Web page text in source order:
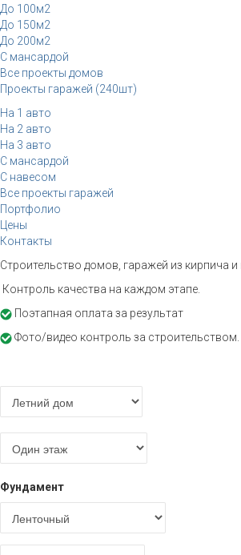
До 100м2
До 150м2
До 200м2
С мансардой
Все проекты домов
Проекты гаражей (240шт)
На 1 авто
На 2 авто
На 3 авто
С мансардой
С навесом
Все проекты гаражей
Портфолио
Цены
Контакты
Строительство домов, гаражей из кирпича
Контроль качества на каждом этапе.
Поэтапная оплата за результат
Фото/видео контроль за строительством.
Фундамент